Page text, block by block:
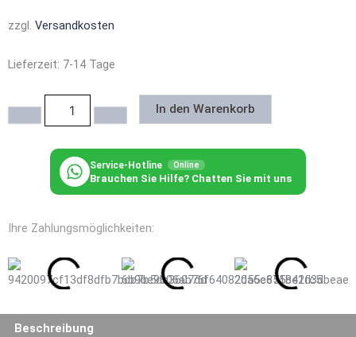
zzgl. Versandkosten
Lieferzeit: 7-14 Tage
Bioethanolkamin
T
Menge
In den Warenkorb
Service-Hotline Online
Brauchen Sie Hilfe? Chatten Sie mit uns
Ihre Zahlungsmöglichkeiten:
Beschreibung